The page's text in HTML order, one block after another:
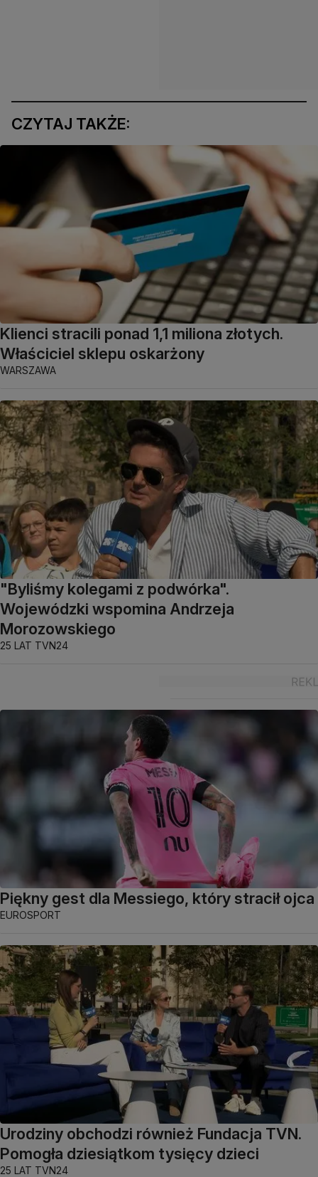
CZYTAJ TAKŻE:
Klienci stracili ponad 1,1 miliona złotych.
Właściciel sklepu oskarżony
WARSZAWA
"Byliśmy kolegami z podwórka".
Wojewódzki wspomina Andrzeja
Morozowskiego
25 LAT TVN24
Piękny gest dla Messiego, który stracił ojca
EUROSPORT
Urodziny obchodzi również Fundacja TVN.
Pomogła dziesiątkom tysięcy dzieci
25 LAT TVN24